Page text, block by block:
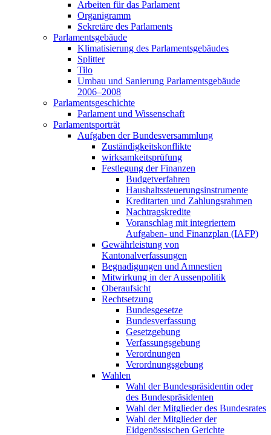
Arbeiten für das Parlament
Organigramm
Sekretäre des Parlaments
Parlamentsgebäude
Klimatisierung des Parlamentsgebäudes
Splitter
Tilo
Umbau und Sanierung Parlamentsgebäude
2006–2008
Parlamentsgeschichte
Parlament und Wissenschaft
Parlamentsporträt
Aufgaben der Bundesversammlung
Zuständigkeitskonflikte
wirksamkeitsprüfung
Festlegung der Finanzen
Budgetverfahren
Haushaltssteuerungsinstrumente
Kreditarten und Zahlungsrahmen
Nachtragskredite
Voranschlag mit integriertem
Aufgaben- und Finanzplan (IAFP)
Gewährleistung von
Kantonalverfassungen
Begnadigungen und Amnestien
Mitwirkung in der Aussenpolitik
Oberaufsicht
Rechtsetzung
Bundesgesetze
Bundesverfassung
Gesetzgebung
Verfassungsgebung
Verordnungen
Verordnungsgebung
Wahlen
Wahl der Bundespräsidentin oder
des Bundespräsidenten
Wahl der Mitglieder des Bundesrates
Wahl der Mitglieder der
Eidgenössischen Gerichte